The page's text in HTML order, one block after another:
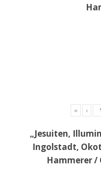
« ‹
„Jesuiten,
Ingolstadt,
Hammerer /